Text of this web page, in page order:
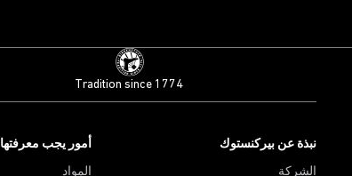
Tradition since 1774
نبذة عن بيركنستوك
الشركة
أمور يجب معرفتها
المواد